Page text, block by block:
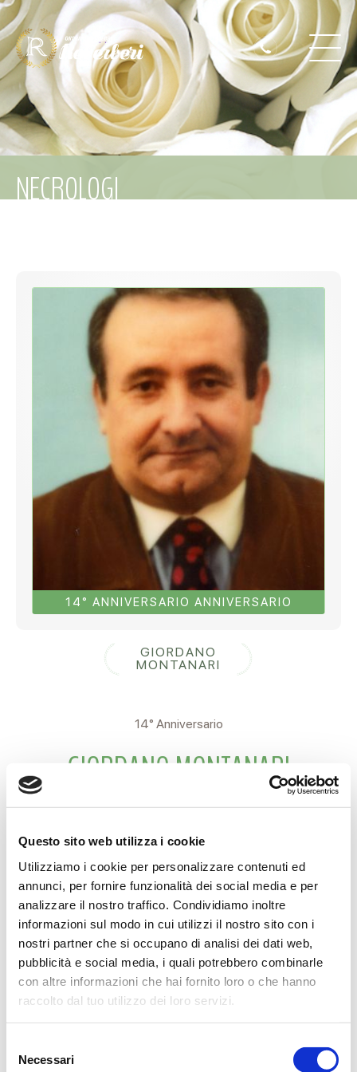
Questo sito web utilizza i cookie
Utilizziamo i cookie per personalizzare contenuti ed
annunci, per fornire funzionalità dei social media e per
analizzare il nostro traffico. Condividiamo inoltre
informazioni sul modo in cui utilizzi il nostro sito con i
nostri partner che si occupano di analisi dei dati web,
pubblicità e social media, i quali potrebbero combinarle
con altre informazioni che hai fornito loro o che hanno
raccolto dal tuo utilizzo dei loro servizi.
delNecessari
NECROLOGI
14° ANNIVERSARIO ANNIVERSARIO
GIORDANO
MONTANARI
14° Anniversario
GIORDANO MONTANARI
Tua moglie.
Reggio Emilia, 8 Giugno 2025
CONDIVIDI